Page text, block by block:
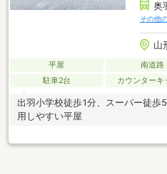
奥
その他
山
平屋 南道路
駐車2台
カウンターキ
出羽小学校徒歩1分、スーパー徒歩
用しやすい平屋